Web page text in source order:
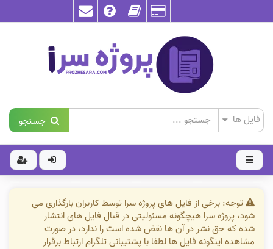
جستجو
توجه: برخی از فایل های پروژه سرا توسط کاربران بارگذاری می
شود، پروژه سرا هیچگونه مسئولیتی در قبال فایل های انتشار
شده که حق نشر در آن ها نقض شده است را ندارد، در صورت
مشاهده اینگونه فایل ها لطفا با پشتیبانی تلگرام ارتباط برقرار